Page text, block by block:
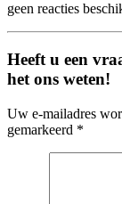
geen reacties
Heeft u een
het ons weten!
Uw e-mailadres
gemarkeerd *